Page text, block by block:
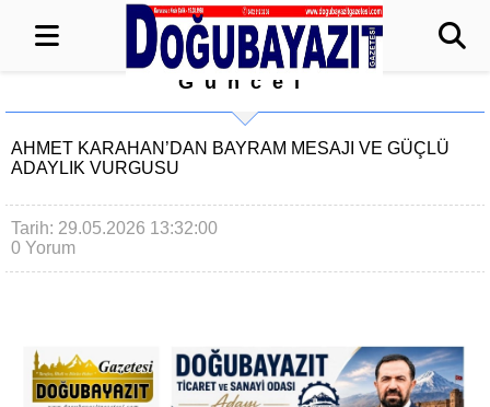
Güncel
AHMET KARAHAN’DAN BAYRAM MESAJI VE GÜÇLÜ
ADAYLIK VURGUSU
Tarih: 29.05.2026 13:32:00
0 Yorum